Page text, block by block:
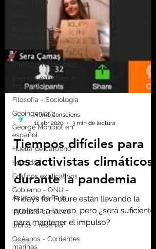
Ecoansiedad -
Espiritualidad
Energías renovables
Eventos extremos e
impactos
Filosofía - Sociología
Geoingeniería
George Monbiot en
español
Huella de carbono
Felicidad
Gráficos explicativos
Gobierno - ONU -
Acuerdo de Paris
Injusticia climática
Libros - reseñas
Océanos - Corrientes
marinas
Homo consciens
11 abr 2020
3 min de lectura
Tiempos difíciles para
los activistas climáticos
durante la pandemia